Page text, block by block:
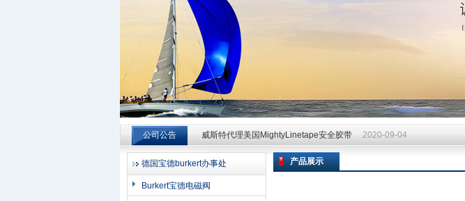
上海申思特自动化设备有限公司
公司公告
威斯特代理美国MightyLinetape安全胶带 2020-09-04
威斯特代理美国MightyLinetape安全胶带 2020-09-04
威斯特代理美国MightyLinetape安全胶带
德国宝德burkert办事处
Burkert宝德电磁阀
产品展示